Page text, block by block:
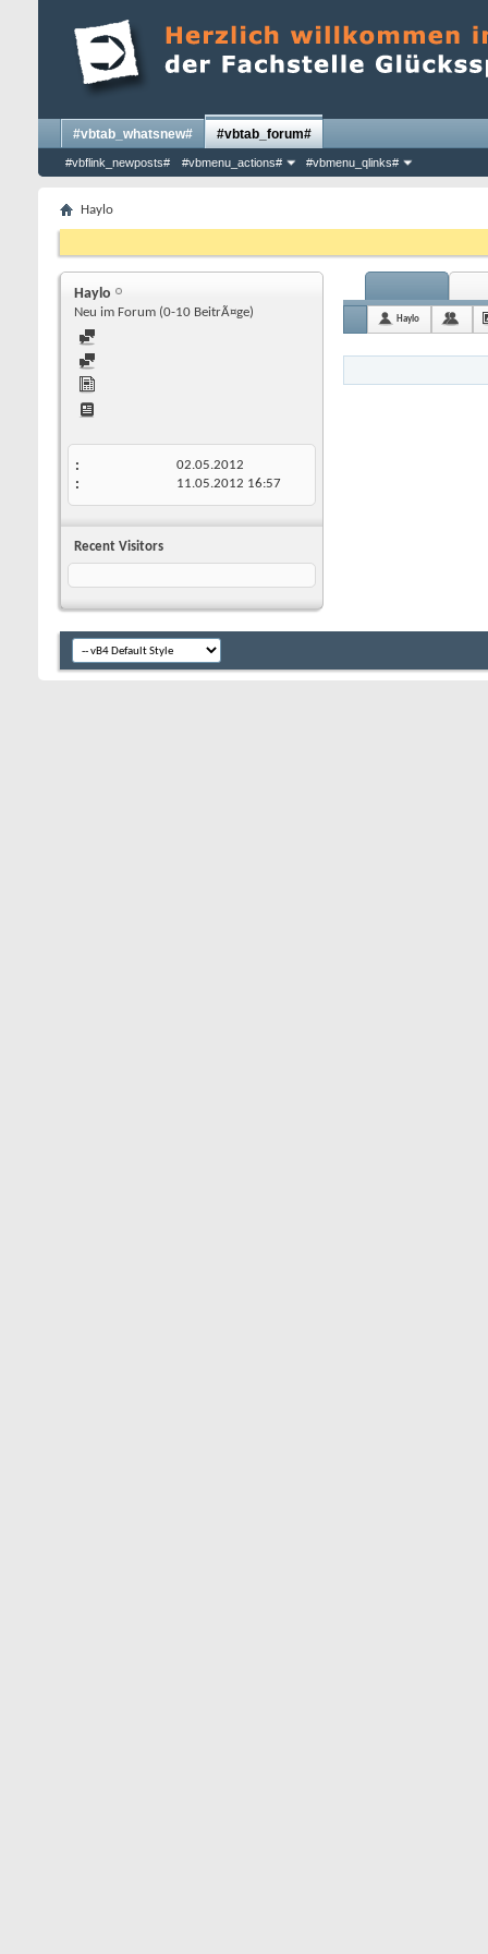
#vbtab_whatsnew# #vbtab_forum#
#vbflink_newposts# #vbmenu_actions# #vbmenu_qlinks#
Haylo
Haylo
Neu im Forum (0-10 BeitrÃ¤ge)
02.05.2012
11.05.2012 16:57
Recent Visitors
Haylo